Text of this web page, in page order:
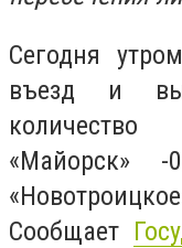
Сегодня
въезд и
количество
«Майорск»
Сообщает